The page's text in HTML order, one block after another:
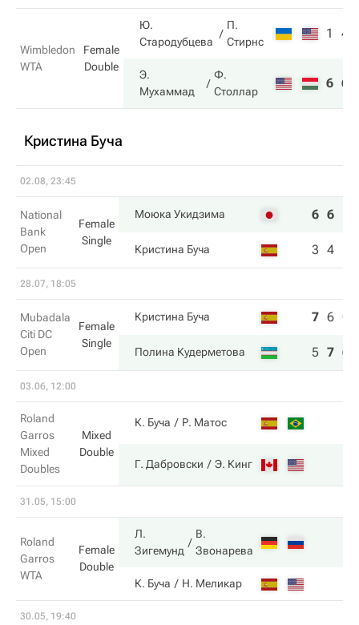
Wimbledon
WTA
Female
Double
Ю.
Стародубцева
П.
Стирнс
1 4
Э.
Мухаммад
Ф.
Столлар
6 6
Кристина Буча
02.08, 23:45
National
Bank
Open
Female
Single
Моюка Укидзима 6 6
Кристина Буча 3 4
28.07, 18:05
Mubadala
Citi DC
Open
Female
Single
Кристина Буча 7 6 0
Полина Кудерметова 5 7 6
03.06, 12:00
Roland
Garros
Mixed
Doubles
Mixed
Double
К. Буча Р. Матос
Г. Дабровски Э. Кинг
31.05, 15:00
Roland
Garros
WTA
Female
Double
Л.
Зигемунд
В.
Звонарева
К. Буча Н. Меликар
30.05, 19:40